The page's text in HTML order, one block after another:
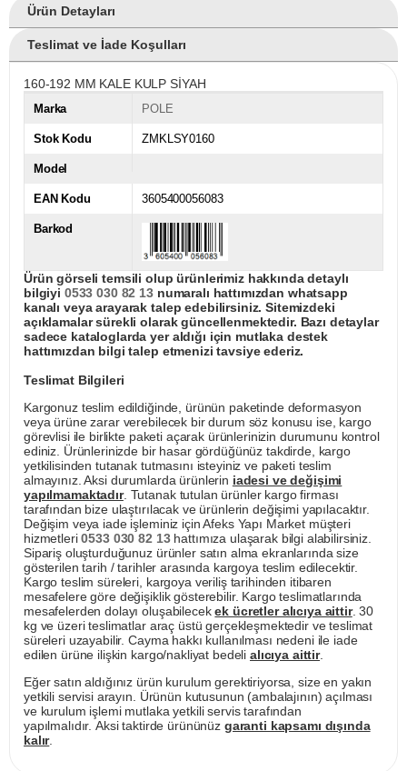
Ürün Detayları
Teslimat ve İade Koşulları
160-192 MM KALE KULP SİYAH
Marka POLE
Stok Kodu ZMKLSY0160
Model
EAN Kodu 3605400056083
Barkod
Ürün görseli temsili olup ürünlerimiz hakkında detaylı
bilgiyi 0533 030 82 13numaralı hattımızdan whatsapp
kanalı veya arayarak talep edebilirsiniz. Sitemizdeki
açıklamalar sürekli olarak güncellenmektedir. Bazı detaylar
sadece kataloglarda yer aldığı için mutlaka destek
hattımızdan bilgi talep etmenizi tavsiye ederiz.
Teslimat Bilgileri
Kargonuz teslim edildiğinde, ürünün paketinde deformasyon
veya ürüne zarar verebilecek bir durum söz konusu ise, kargo
görevlisi ile birlikte paketi açarak ürünlerinizin durumunu kontrol
ediniz. Ürünlerinizde bir hasar gördüğünüz takdirde, kargo
yetkilisinden tutanak tutmasını isteyiniz ve paketi teslim
almayınız. Aksi durumlarda ürünlerin iadesi ve değişimi
yapılmamaktadır. Tutanak tutulan ürünler kargo firması
tarafından bize ulaştırılacak ve ürünlerin değişimi yapılacaktır.
Değişim veya iade işleminiz için Afeks Yapı Market müşteri
hizmetleri0533 030 82 13hattımıza ulaşarak bilgi alabilirsiniz.
Sipariş oluşturduğunuz ürünler satın alma ekranlarında size
gösterilen tarih / tarihler arasında kargoya teslim edilecektir.
Kargo teslim süreleri, kargoya veriliş tarihinden itibaren
mesafelere göre değişiklik gösterebilir. Kargo teslimatlarında
mesafelerden dolayı oluşabilecekek ücretler alıcıya aittir. 30
kg ve üzeri teslimatlar araç üstü gerçekleşmektedir ve teslimat
süreleri uzayabilir. Cayma hakkı kullanılması nedeni ile iade
edilen ürüne ilişkin kargo/nakliyat bedeli alıcıya aittir.
Eğer satın aldığınız ürün kurulum gerektiriyorsa, size en yakın
yetkili servisi arayın. Ürünün kutusunun (ambalajının) açılması
ve kurulum işlemi mutlaka yetkili servis tarafından
yapılmalıdır. Aksi taktirde ürününüz garanti kapsamı dışında
kalır.